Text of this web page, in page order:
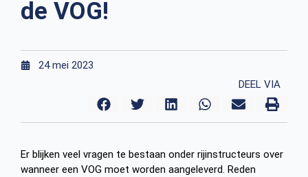
de VOG!
24 mei 2023
DEEL VIA
Er blijken veel vragen te bestaan onder rijinstructeurs over
wanneer een VOG moet worden aangeleverd. Reden